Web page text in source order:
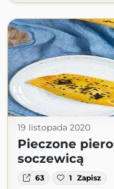
19 listopada 2020
Pieczone
soczewicą
63 1 Zapisz